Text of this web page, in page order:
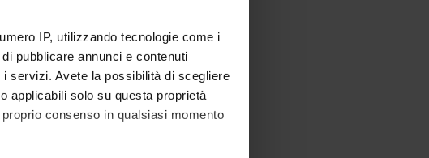
IP, utilizzando tecnologie come i
pubblicare annunci e contenuti
servizi. Avete la possibilità di scegliere
applicabili solo su questa proprietà
consenso in qualsiasi momento